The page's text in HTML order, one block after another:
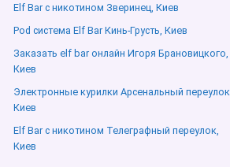
Elf Bar с никотином Зверинец, Киев
Pod система Elf Bar Кинь-Грусть, Киев
Заказать elf bar онлайн Игоря Брановицкого,
Киев
Электронные курилки Арсенальный переулок,
Киев
Elf Bar с никотином Телеграфный переулок,
Киев